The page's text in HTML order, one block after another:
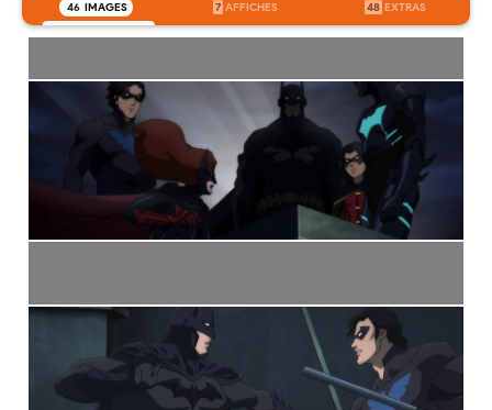
46 IMAGES 7 AFFICHES 48 EXTRAS